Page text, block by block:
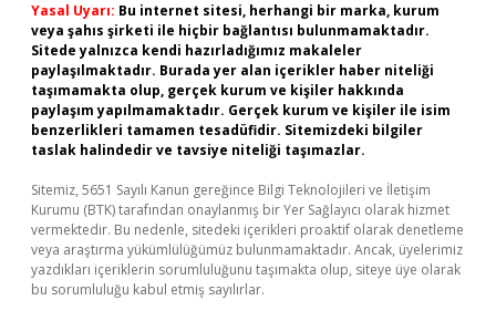
Yasal Uyarı: Bu internet sitesi, herhangi bir marka, kurum
veya şahıs şirketi ile hiçbir bağlantısı bulunmamaktadır.
Sitede yalnızca kendi hazırladığımız makaleler
paylaşılmaktadır. Burada yer alan içerikler haber niteliği
taşımamakta olup, gerçek kurum ve kişiler hakkında
paylaşım yapılmamaktadır. Gerçek kurum ve kişiler ile isim
benzerlikleri tamamen tesadüfidir. Sitemizdeki bilgiler
taslak halindedir ve tavsiye niteliği taşımazlar.
Sitemiz, 5651 Sayılı Kanun gereğince Bilgi Teknolojileri ve İletişim
Kurumu (BTK) tarafından onaylanmış bir Yer Sağlayıcı olarak hizmet
vermektedir. Bu nedenle, sitedeki içerikleri proaktif olarak denetleme
veya araştırma yükümlülüğümüz bulunmamaktadır. Ancak, üyelerimiz
yazdıkları içeriklerin sorumluluğunu taşımakta olup, siteye üye olarak
bu sorumluluğu kabul etmiş sayılırlar.